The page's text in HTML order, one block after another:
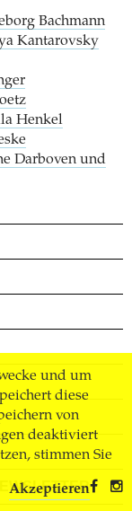
und um
diese
von
deaktiviert
stimmen Sie
Akzeptieren
Bachmann
Kantarovsky
Henkel
Darboven und